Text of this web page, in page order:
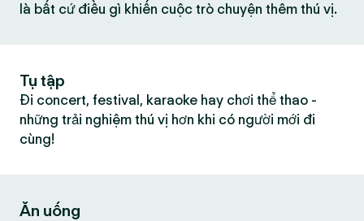
là bất cứ điều gì khiến cuộc trò chuyện thêm thú vị.
Tụ tập
Đi concert, festival, karaoke hay chơi thể thao -
những trải nghiệm thú vị hơn khi có người mới đi
cùng!
Ăn uống